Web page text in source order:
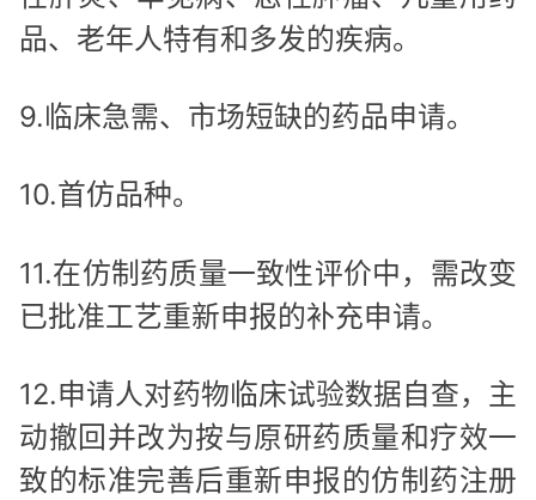
品、老年人特有和多发的疾病。
9.临床急需、市场短缺的药品申请。
10.首仿品种。
11.在仿制药质量一致性评价中，需改变
已批准工艺重新申报的补充申请。
12.申请人对药物临床试验数据自查，主
动撤回并改为按与原研药质量和疗效一
致的标准完善后重新申报的仿制药注册